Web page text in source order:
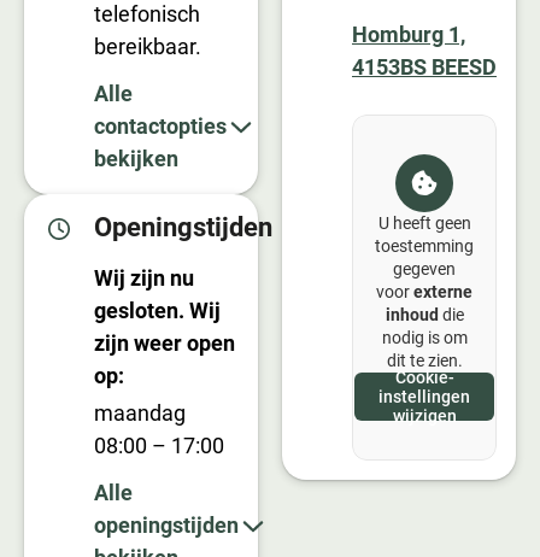
telefonisch
bereikbaar.
Alle
contactopties
bekijken
Openingstijden
Wij zijn nu
gesloten. Wij
zijn weer open
op:
maandag
08:00 – 17:00
Alle
openingstijden
Homburg 1,
4153BS BEESD
U heeft geen
toestemming
gegeven
voorexterne
inhoud die
nodig is om
dit te zien.
Cookie-
instellingen
wijzigen